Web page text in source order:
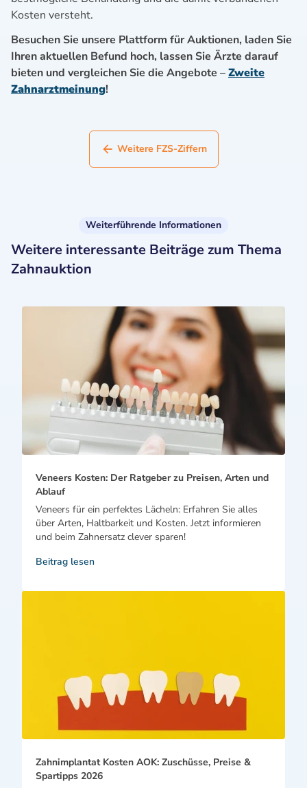
Kosten versteht.
Besuchen Sie unsere Plattform für Auktionen, laden Sie
Ihren aktuellen Befund hoch, lassen Sie Ärzte darauf
bieten und vergleichen Sie die Angebote –Zweite
Zahnarztmeinung!
Weitere FZS-Ziffern
Weiterführende Informationen
Weitere interessante Beiträge zum Thema
Zahnauktion
Veneers Kosten: Der Ratgeber zu Preisen, Arten und
Ablauf
Veneers für ein perfektes Lächeln: Erfahren Sie alles
über Arten, Haltbarkeit und Kosten. Jetzt informieren
und beim Zahnersatz clever sparen!
Beitrag lesen
Zahnimplantat Kosten AOK: Zuschüsse, Preise &
Spartipps 2026